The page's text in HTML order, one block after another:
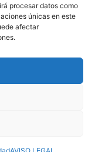
procesar datos como
únicas en este
afectar
de Herbalife,